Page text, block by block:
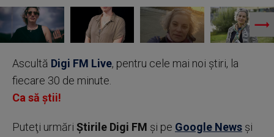
Ascultă Digi FM Live, pentru cele mai noi știri, la
fiecare 30 de minute.
Ca să știi!
Puteţi urmări Știrile Digi FM şi pe Google News şi